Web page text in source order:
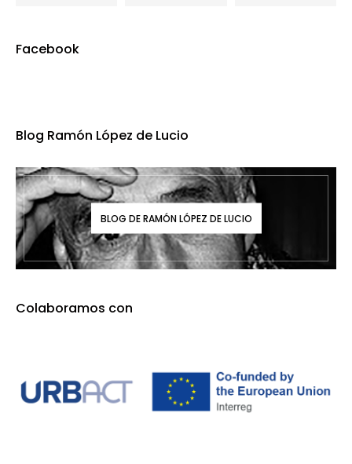
Facebook
Blog Ramón López de Lucio
BLOG DE RAMÓN LÓPEZ DE LUCIO
Colaboramos con